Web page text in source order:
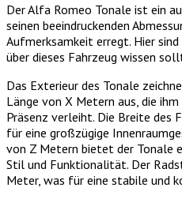
Der Alfa Romeo Tonale ist ein
seinen beeindruckenden
Aufmerksamkeit erregt. Hier
über dieses Fahrzeug wissen
Das Exterieur des Tonale
Länge von X Metern aus, die
Präsenz verleiht. Die Breite des
für eine großzügige
von Z Metern bietet der Tonale
Stil und Funktionalität. Der
Meter, was für eine stabile und